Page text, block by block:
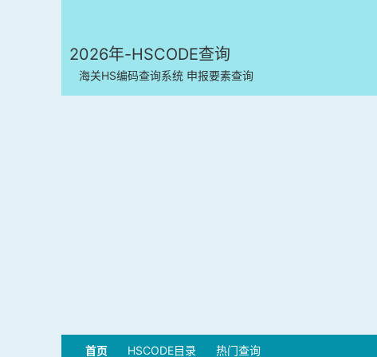
2026年-HSCODE查询
海关HS编码查询系统 申报要素查询
首页 HSCODE目录 热门查询